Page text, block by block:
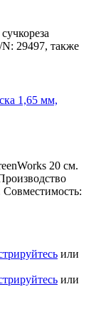
29497, также
1,65 мм,
20 см.
или
или